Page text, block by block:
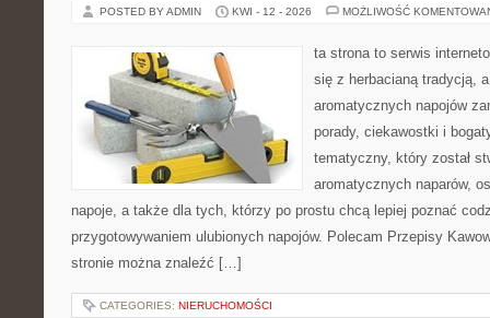
POSTED BY ADMIN KWI - 12 - 2026 MOŻLIWOŚĆ
ta strona to serwis
się z herbacianą tradycją, a
aromatycznych napojów
porady, ciekawostki i
tematyczny, który został
aromatycznych naparów,
napoje, a także dla tych, którzy po prostu chcą lepiej poznać
przygotowywaniem ulubionych napojów. Polecam Przepisy
stronie można znaleźć […]
CATEGORIES: NIERUCHOMOŚCI